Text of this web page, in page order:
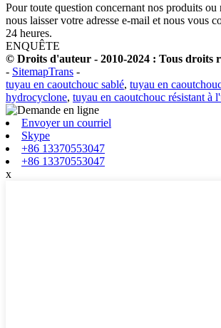
Pour toute question concernant nos produits
nous laisser votre adresse e-mail et nous vous
24 heures.
ENQUÊTE
© Droits d'auteur - 2010-2024 : Tous droits
- SitemapTrans -
tuyau en caoutchouc sablé, tuyau en
hydrocyclone, tuyau en caoutchouc résistant à
Envoyer un courriel
Skype
+86 13370553047
+86 13370553047
x